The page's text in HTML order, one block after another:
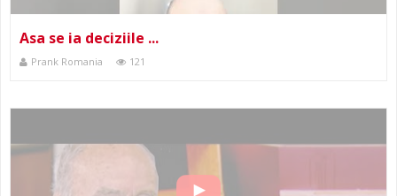
Asa se ia deciziile ...
Prank Romania 121